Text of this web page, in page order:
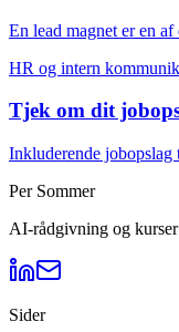
En lead magnet er en
HR og intern
Tjek om dit
Inkluderende jobopslag
Per Sommer
AI-rådgivning og
Sider